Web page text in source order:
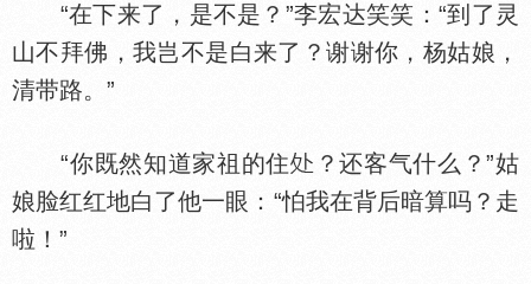
“在下来了，是不是？”李宏达笑笑：“到了灵
山不拜佛，我岂不是白来了？谢谢你，杨姑娘，
清带路。”
“你既然知道家祖的住
？还客气什么？”姑
娘脸红红地白了他一眼：“怕我在背后暗算吗？走
啦！”